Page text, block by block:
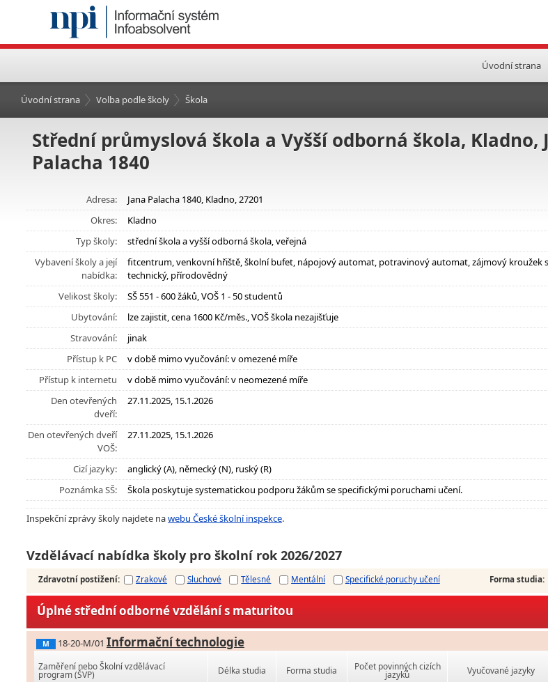
Úvodní strana
Úvodní strana Volba podle školy Škola
Střední průmyslová škola a Vyšší odborná škola, Kladno,
Palacha 1840
Adresa:
Jana Palacha 1840, Kladno, 27201
Okres:
Kladno
Typ školy:
střední škola a vyšší odborná škola, veřejná
Vybavení školy a její
nabídka:
fitcentrum, venkovní hřiště, školní bufet, nápojový automat, potravinový automat, zájmový kroužek
technický, přírodovědný
Velikost školy:
SŠ 551 - 600 žáků, VOŠ 1 - 50 studentů
Ubytování:
lze zajistit, cena 1600 Kč/měs., VOŠ škola nezajišťuje
Stravování:
jinak
Přístup k PC
v době mimo vyučování: v omezené míře
Přístup k internetu
v době mimo vyučování: v neomezené míře
Den otevřených
dveří:
27.11.2025, 15.1.2026
Den otevřených dveří
VOŠ:
27.11.2025, 15.1.2026
Cizí jazyky:
anglický (A), německý (N), ruský (R)
Poznámka SŠ:
Škola poskytuje systematickou podporu žákům se specifickými poruchami učení.
Inspekční zprávy školy najdete nawebu České školní inspekce.
Vzdělávací nabídka školy pro školní rok 2026/2027
Zdravotní postižení: Zrakové Sluchové Tělesné Mentální Specifické poruchy učení Forma studia:
Úplné střední odborné vzdělání s maturitou
M 18-20-M/01 Informační technologie
Zaměření nebo Školní vzdělávací
program (ŠVP) Délka studia Forma studia Počet povinných cizích
jazyků Vyučované jazyky